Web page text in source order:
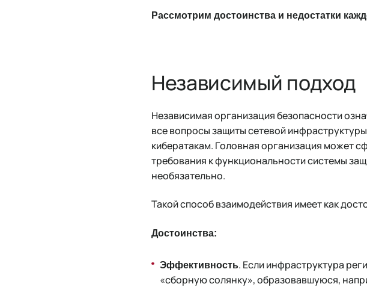
Рассмотрим достоинства и недостатки
Независимый подход
Независимая организация безопасности
все вопросы защиты сетевой
кибератакам. Головная организация может
требования к функциональности системы
необязательно.
Такой способ взаимодействия имеет как
Достоинства:
Эффективность. Если инфраструктура
«сборную солянку», образовавшуюся,